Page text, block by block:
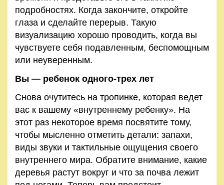
подробностях. Когда закончите, от­кройте
глаза и сделайте перерыв. Такую
визуализацию хо­рошо проводить, когда вы
чувствуете себя подавленным, беспомощным
или неуверенным.
Вы — ребенок одного-трех лет
Снова очутитесь на тропинке, которая ведет
вас к вашему «внутреннему ребенку». На
этот раз некоторое время посвятите тому,
чтобы мысленно отметить детали: запахи,
виды звуки и тактильные ощущения своего
внутреннего мира. Обратите внимание, какие
деревья растут вокруг и что за почва лежит